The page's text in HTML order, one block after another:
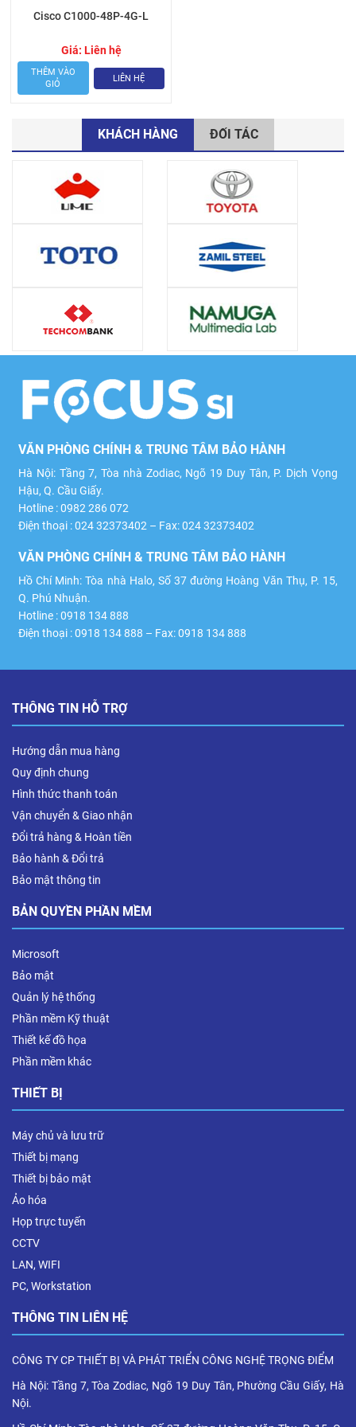
Cisco C1000-48P-4G-L
Giá: Liên hệ
THÊM VÀO
GIỎ
LIÊN HỆ
KHÁCH HÀNG ĐỐI TÁC
VĂN PHÒNG CHÍNH & TRUNG TÂM BẢO HÀNH
Hà Nội: Tầng 7, Tòa nhà Zodiac, Ngõ 19 Duy Tân, P. Dịch Vọng
Hậu, Q. Cầu Giấy.
Hotline : 0982 286 072
Điện thoại : 024 32373402 – Fax: 024 32373402
VĂN PHÒNG CHÍNH & TRUNG TÂM BẢO HÀNH
Hồ Chí Minh: Tòa nhà Halo, Số 37 đường Hoàng Văn Thụ, P. 15,
Q. Phú Nhuận.
Hotline : 0918 134 888
Điện thoại : 0918 134 888 – Fax: 0918 134 888
THÔNG TIN HỖ TRỢ
Hướng dẫn mua hàng
Quy định chung
Hình thức thanh toán
Vận chuyển & Giao nhận
Đổi trả hàng & Hoàn tiền
Bảo hành & Đổi trả
Bảo mật thông tin
BẢN QUYỀN PHẦN MỀM
Microsoft
Bảo mật
Quản lý hệ thống
Phần mềm Kỹ thuật
Thiết kế đồ họa
Phần mềm khác
THIẾT BỊ
Máy chủ và lưu trữ
Thiết bị mạng
Thiết bị bảo mật
Ảo hóa
Họp trực tuyến
CCTV
LAN, WIFI
PC, Workstation
THÔNG TIN LIÊN HỆ
CÔNG TY CP THIẾT BỊ VÀ PHÁT TRIỂN CÔNG NGHỆ TRỌNG ĐIỂM
Hà Nội: Tầng 7, Tòa Zodiac, Ngõ 19 Duy Tân, Phường Cầu Giấy, Hà
Nội.